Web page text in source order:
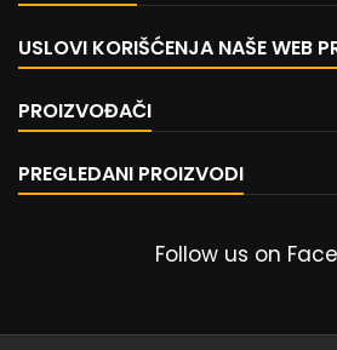
USLOVI KORIŠĆENJA NAŠE WEB
PROIZVOĐAČI
PREGLEDANI PROIZVODI
Follow us on